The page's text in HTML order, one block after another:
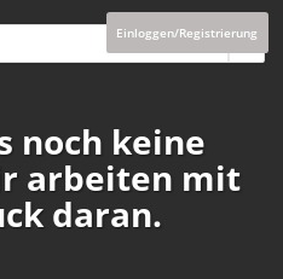
Einloggen/Registrierung
noch keine
arbeiten mit
daran.